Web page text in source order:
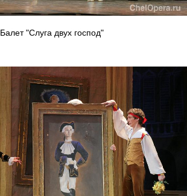
Балет "Слуга двух господ"